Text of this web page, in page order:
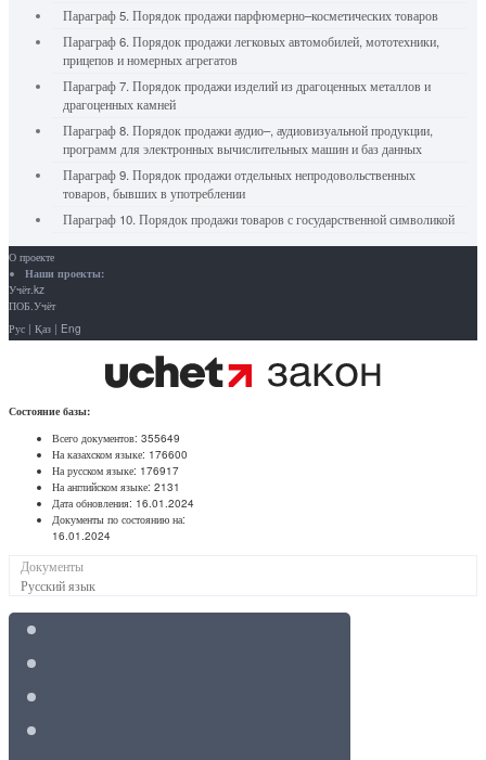
Параграф 5. Порядок продажи парфюмерно–косметических товаров
Параграф 6. Порядок продажи легковых автомобилей, мототехники,
прицепов и номерных агрегатов
Параграф 7. Порядок продажи изделий из драгоценных металлов и
драгоценных камней
Параграф 8. Порядок продажи аудио–, аудиовизуальной продукции,
программ для электронных вычислительных машин и баз данных
Параграф 9. Порядок продажи отдельных непродовольственных
товаров, бывших в употреблении
Параграф 10. Порядок продажи товаров с государственной символикой
О проекте
Наши проекты:
Учёт.kz
ПОБ.Учёт
Рус | Қаз | Eng
Состояние базы:
Всего документов: 355649
На казахском языке: 176600
На русском языке: 176917
На английском языке: 2131
Дата обновления: 16.01.2024
Документы по состоянию на:
16.01.2024
Документы
Русский язык